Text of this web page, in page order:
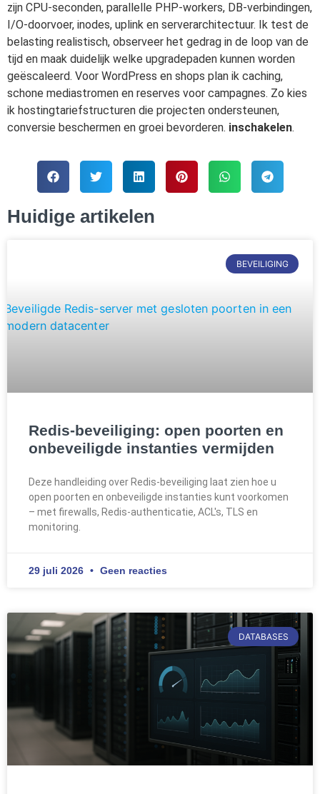
zijn CPU-seconden, parallelle PHP-workers, DB-verbindingen,
I/O-doorvoer, inodes, uplink en serverarchitectuur. Ik test de
belasting realistisch, observeer het gedrag in de loop van de
tijd en maak duidelijk welke upgradepaden kunnen worden
geëscaleerd. Voor WordPress en shops plan ik caching,
schone mediastromen en reserves voor campagnes. Zo kies
ik hostingtariefstructuren die projecten ondersteunen,
conversie beschermen en groei bevorderen. inschakelen.
Huidige artikelen
BEVEILIGING
Redis-beveiliging: open poorten en
onbeveiligde instanties vermijden
Deze handleiding over Redis-beveiliging laat zien hoe u
open poorten en onbeveiligde instanties kunt voorkomen
– met firewalls, Redis-authenticatie, ACL's, TLS en
monitoring.
29 juli 2026 Geen reacties
DATABASES